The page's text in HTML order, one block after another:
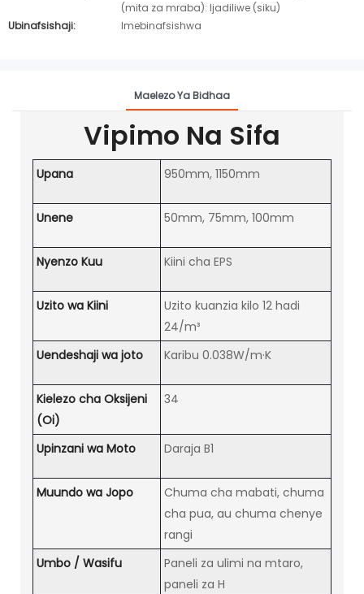
(mita za mraba): Ijadiliwe (siku)
Ubinafsishaji:
Imebinafsishwa
Maelezo Ya Bidhaa
Vipimo Na Sifa
Upana 950mm, 1150mm
Unene 50mm, 75mm, 100mm
Nyenzo Kuu Kiini cha EPS
Uzito wa Kiini
Uzito kuanzia kilo 12 hadi
24/m³
Uendeshaji wa joto
Karibu 0.038W/m·K
Kielezo cha Oksijeni
(Oi)
34
Upinzani wa Moto Daraja B1
Muundo wa Jopo
Chuma cha mabati, chuma
cha pua, au chuma chenye
rangi
Umbo / Wasifu
Paneli za ulimi na mtaro,
paneli za H